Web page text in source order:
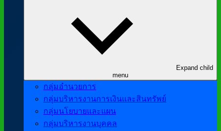
Expand child
menu
กลุ่มอำนวยการ
กลุ่มบริหารงานการเงินและสินทรัพย์
กลุ่มนโยบายและแผน
กลุ่มบริหารงานบุคคล